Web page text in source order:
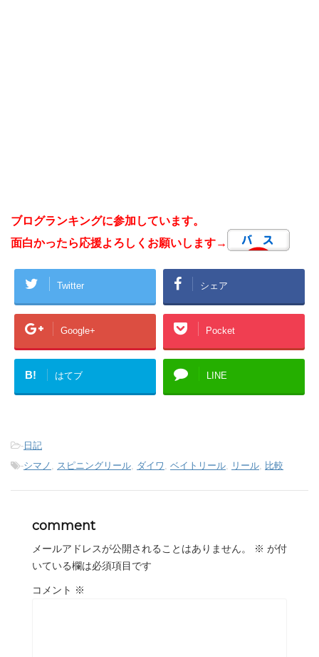
ブログランキングに参加しています。
面白かったら応援よろしくお願いします→
Twitter シェア
Google+ Pocket
B! はてブ LINE
-日記
-シマノ スピニングリール ダイワ ベイトリール リール 比較
comment
メールアドレスが公開されることはありません。 ※ が付
いている欄は必須項目です
コメント ※